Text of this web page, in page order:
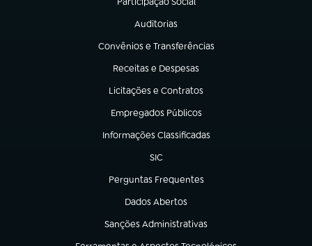
(abre em nova aba)
Auditorias
(abre em nova aba)
Convênios e Transferências
(abre em nova aba)
Receitas e Despesas
(abre em nova aba)
Licitações e Contratos
(abre em nova aba)
Empregados Públicos
(abre em nova aba)
Informações Classificadas
(abre em nova aba)
SIC
(abre em nova aba)
Perguntas Frequentes
(abre em nova aba)
Dados Abertos
(abre em nova aba)
Sanções Administrativas
(abre em nova aba)